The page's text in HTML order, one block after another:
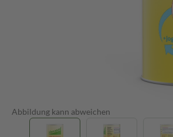
Abbildung kann abweichen